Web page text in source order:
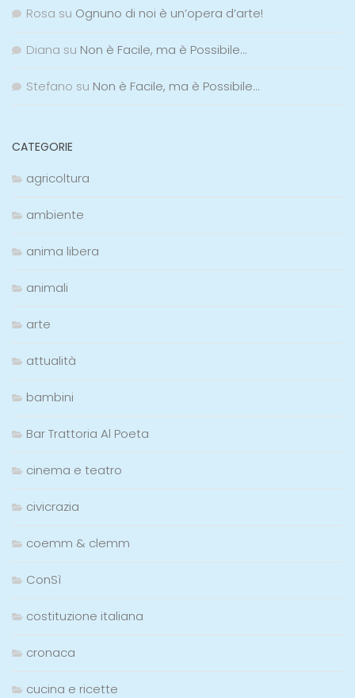
Rosa su Ognuno di noi è un’opera d’arte!
Diana su Non è Facile, ma è Possibile…
Stefano su Non è Facile, ma è Possibile…
CATEGORIE
agricoltura
ambiente
anima libera
animali
arte
attualità
bambini
Bar Trattoria Al Poeta
cinema e teatro
civicrazia
coemm & clemm
ConSì
costituzione italiana
cronaca
cucina e ricette